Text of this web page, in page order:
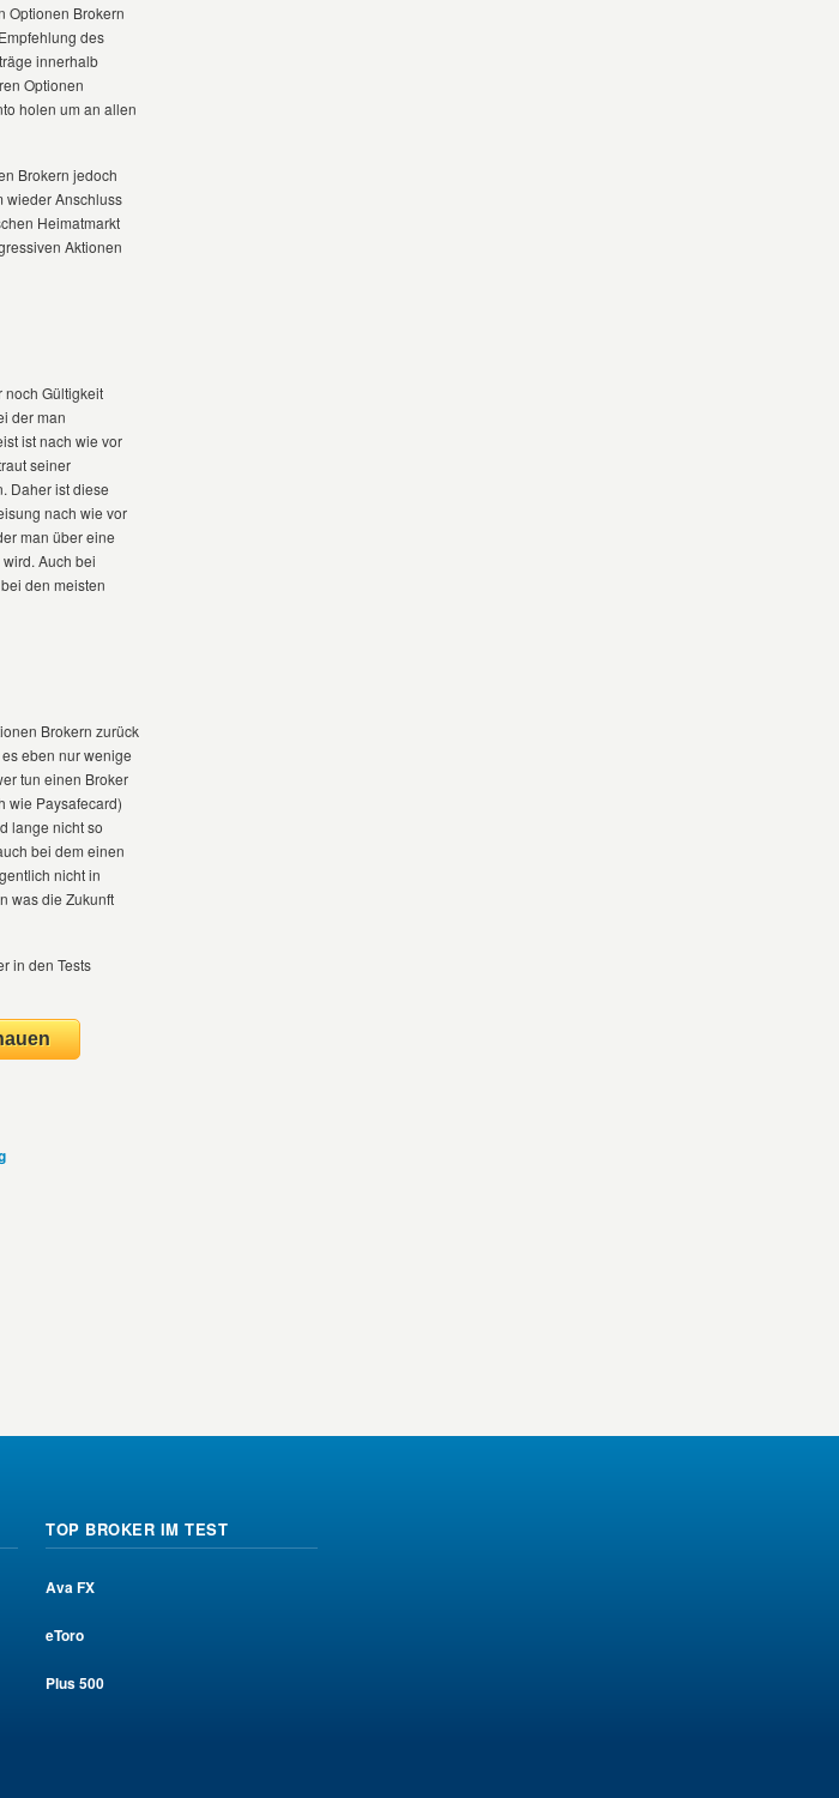
Optionen Brokern
des
innerhalb
Optionen
holen um an allen
Brokern jedoch
wieder Anschluss
Heimatmarkt
Aktionen
noch Gültigkeit
der man
ist nach wie vor
seiner
Daher ist diese
nach wie vor
man über eine
Auch bei
den meisten
Brokern zurück
eben nur wenige
tun einen Broker
wie Paysafecard)
lange nicht so
bei dem einen
nicht in
was die Zukunft
in den Tests
TOP BROKER IM TEST
Ava FX
eToro
Plus 500